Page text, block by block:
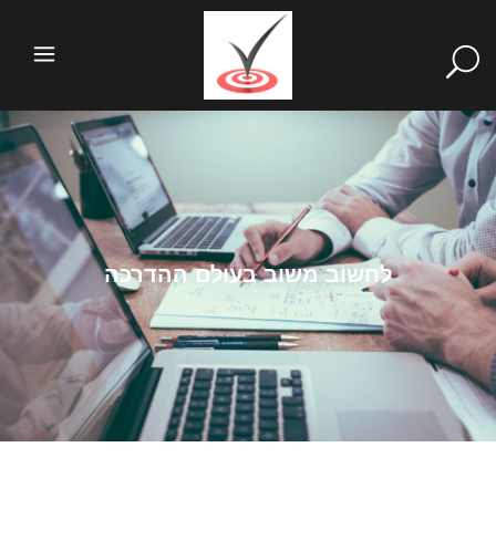
לחשוב משוב בעולם ההדרכה